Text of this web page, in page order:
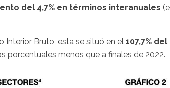
del 4,7% en términos interanuales
Interior Bruto, esta se situó en el 107,7% del
porcentuales menos que a finales de 2022.